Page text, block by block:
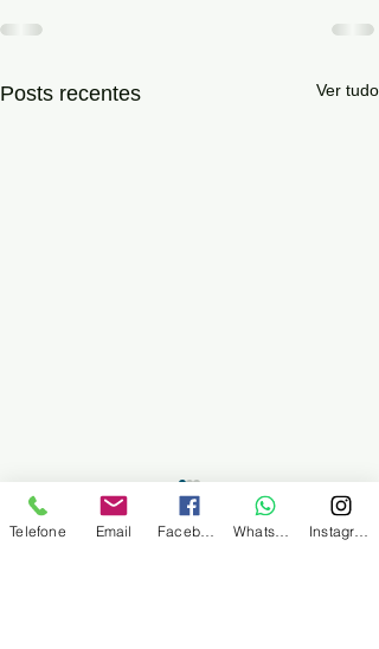
Posts recentes Ver tudo
SINDMINÉRIOS
Telefone Email